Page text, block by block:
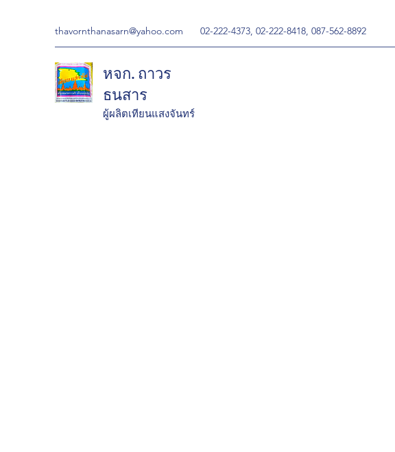
thavornthanasarn@yahoo.com 02-222-4373, 02-222-8418, 087-562-8892
หจก. ถาวร
ธนสาร
ผู้ผลิตเทียนแสงจันทร์